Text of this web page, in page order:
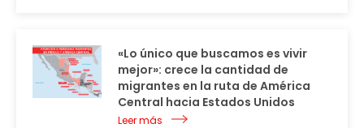
«Lo único que buscamos es vivir
mejor»: crece la cantidad de
migrantes en la ruta de América
Central hacia Estados Unidos
Leer más